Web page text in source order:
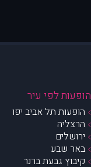
הופעות לפי עיר
הופעות תל אביב יפו
הרצליה
ירושלים
באר שבע
קיבוץ גבעת ברנר